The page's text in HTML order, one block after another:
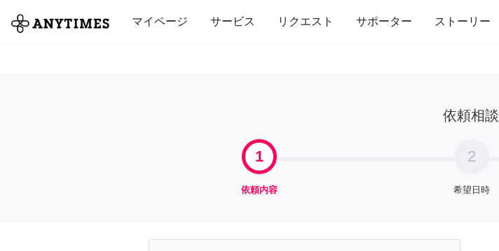
マイページ サービス リクエスト サポーター ストーリー
全て 修理・組立 家事 引っ越し インテリア 趣味・習い事
依頼相談
1
依頼内容
2
希望日時